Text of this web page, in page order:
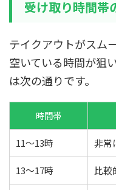
受け取り時間帯
テイクアウトがスム
空いている時間が狙
は次の通りです。
時間帯
11〜13時 非常
13〜17時 比較